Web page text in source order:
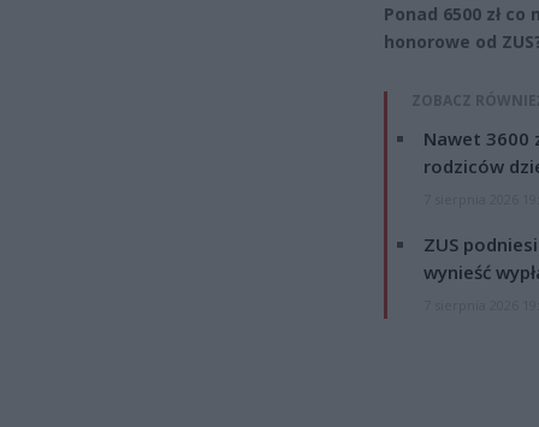
Ponad 6500 zł
honorowe od
ZOBACZ
Nawet 3600
rodziców
ZUS
wynieść